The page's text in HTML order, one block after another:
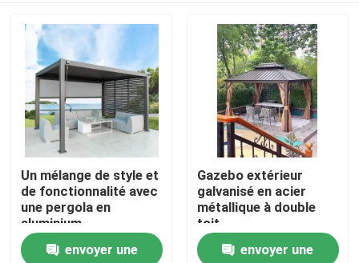
Maison
Produits
Un mélange de style et
de fonctionnalité avec
une pergola en
aluminium
envoyer une
Gazebo extérieur
galvanisé en acier
métallique à double
toit
envoyer une